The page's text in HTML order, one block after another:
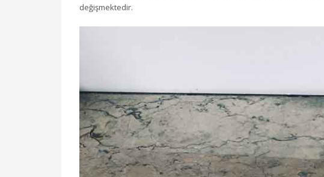
değişmektedir.